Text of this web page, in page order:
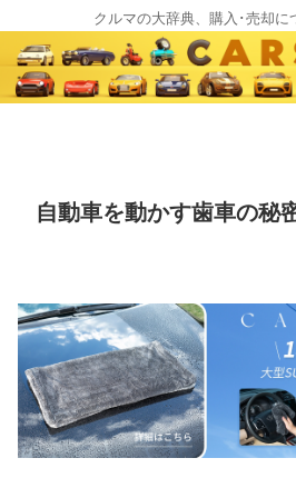
クルマの大辞典、購入･売却に
自動車を動かす歯車の秘